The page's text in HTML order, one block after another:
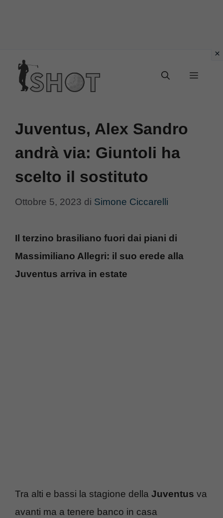
contenuto
Menu
Juventus, Alex Sandro
andrà via: Giuntoli ha
scelto il sostituto
Ottobre 5, 2023 di Simone Ciccarelli
Il terzino brasiliano fuori dai piani di
Massimiliano Allegri: il suo erede alla
Juventus arriva in estate
Tra alti e bassi la stagione della Juventus va
avanti ma a tenere banco in casa